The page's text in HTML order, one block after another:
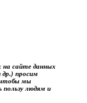
на сайте данных
др.) просим
чтобы мы
людям и